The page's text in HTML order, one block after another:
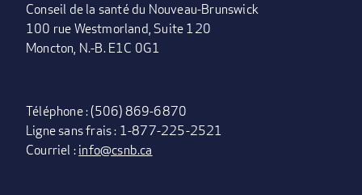
Conseil de la santé du Nouveau-Brunswick
100 rue Westmorland, Suite 120
Moncton, N.-B. E1C 0G1
Téléphone : (506) 869-6870
Ligne sans frais : 1-877-225-2521
Courriel :info@csnb.ca